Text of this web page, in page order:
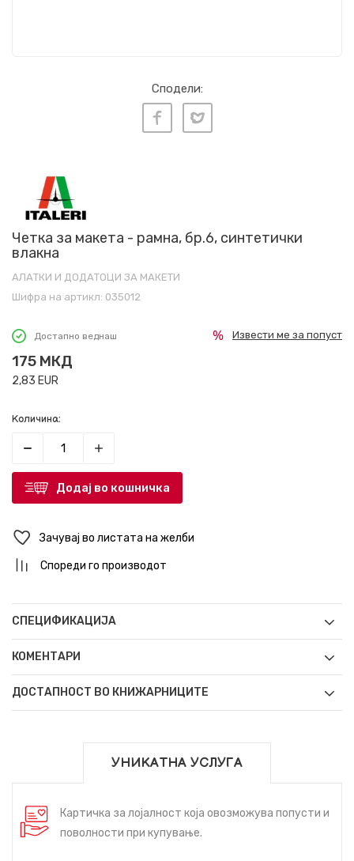
Сподели:
Четка за макета - рамна, бр.6, синтетички
влакна
АЛАТКИ И ДОДАТОЦИ ЗА МАКЕТИ
Шифра на артикл: 035012
Достапно веднаш
175 МКД
2,83 EUR
Извести ме за попуст
Количина:
Додај во кошничка
Зачувај во листата на желби
Спореди го производот
СПЕЦИФИКАЦИЈА
КОМЕНТАРИ
ДОСТАПНОСТ ВО КНИЖАРНИЦИТЕ
УНИКАТНА УСЛУГА
Картичка за лојалност која овозможува попусти и
поволности при купување.